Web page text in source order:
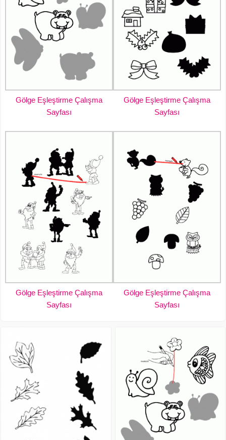
Gölge Eşleştirme Çalışma
Sayfası
Gölge Eşleştirme Çalışma
Sayfası
Gölge Eşleştirme Çalışma
Sayfası
Gölge Eşleştirme Çalışma
Sayfası